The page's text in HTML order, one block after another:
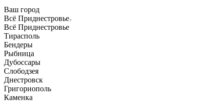
Ваш город
Всё Приднестровье
Всё Приднестровье
Тирасполь
Бендеры
Рыбница
Дубоссары
Слободзея
Днестровск
Григориополь
Каменка